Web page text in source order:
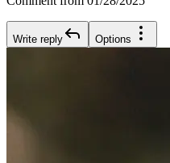
Write reply Options